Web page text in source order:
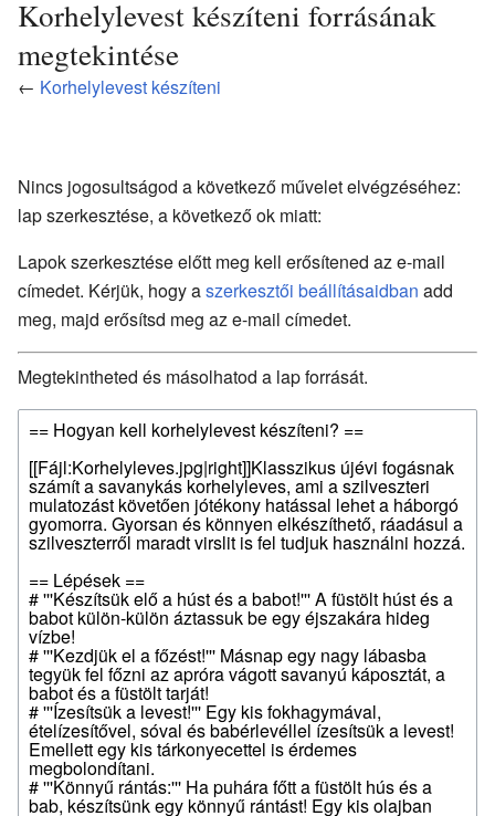
Korhelylevest készíteni forrásának
megtekintése
← Korhelylevest készíteni
Nincs jogosultságod a következő művelet elvégzéséhez:
lap szerkesztése, a következő ok miatt:
Lapok szerkesztése előtt meg kell erősítened az e-mail
címedet. Kérjük, hogy aszerkesztői beállításaidban add
meg, majd erősítsd meg az e-mail címedet.
Megtekintheted és másolhatod a lap forrását.